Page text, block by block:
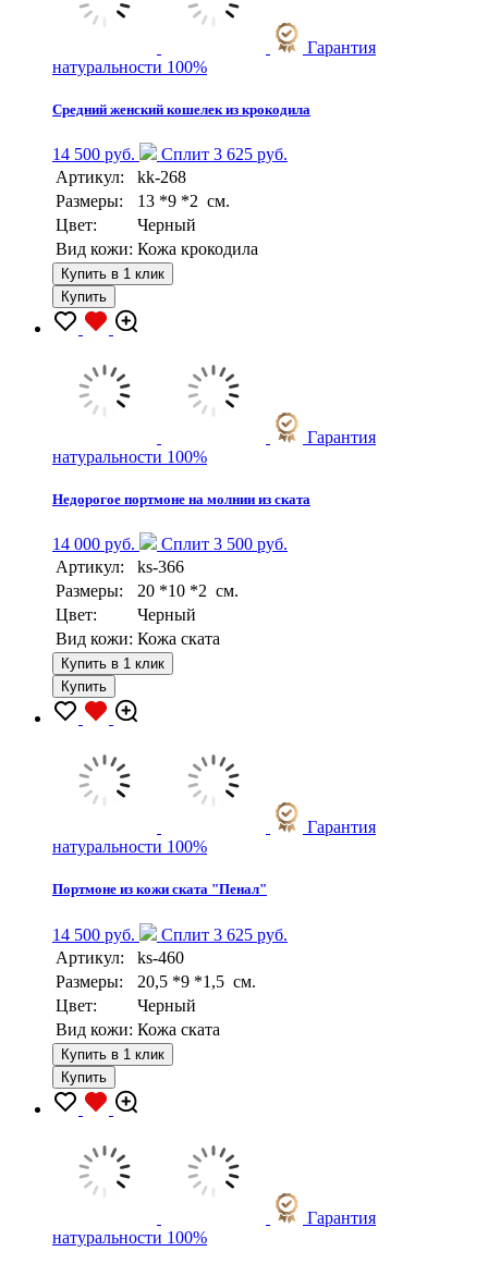
Гарантия
натуральности 100%
Средний женский кошелек из крокодила
14 500 руб.
Сплит 3 625 руб.
Артикул:
kk-268
Размеры:
13 *9 *2 см.
Цвет:
Черный
Вид кожи: Кожа крокодила
Купить в 1 клик
Купить
Гарантия
натуральности 100%
Недорогое портмоне на молнии из ската
14 000 руб.
Сплит 3 500 руб.
Артикул:
ks-366
Размеры:
20 *10 *2 см.
Цвет:
Черный
Вид кожи: Кожа ската
Купить в 1 клик
Купить
Гарантия
натуральности 100%
Портмоне из кожи ската "Пенал"
14 500 руб.
Сплит 3 625 руб.
Артикул:
ks-460
Размеры:
20,5 *9 *1,5 см.
Цвет:
Черный
Вид кожи: Кожа ската
Купить в 1 клик
Купить
Гарантия
натуральности 100%